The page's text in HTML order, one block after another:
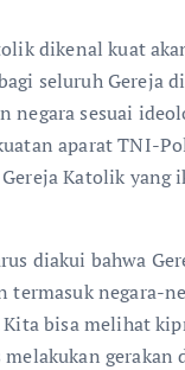
dikenal kuat
seluruh Gereja
negara sesuai
aparat TNI-
Katolik yang
diakui bahwa
termasuk negara-
bisa melihat
melakukan gerakan